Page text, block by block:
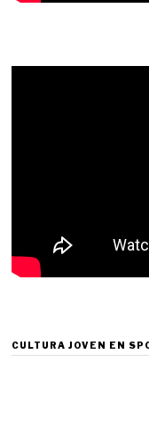
CULTURA JOVEN EN